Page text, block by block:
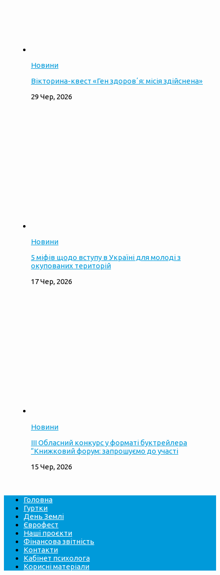
Новини
Вікторина-квест «Ген здоровʼя: місія здійснена»
29 Чер, 2026
Новини
5 міфів щодо вступу в Україні для молоді з
окупованих територій
17 Чер, 2026
Новини
ІІІ Обласний конкурс у форматі буктрейлера
“Книжковий форум: запрошуємо до участі
15 Чер, 2026
Головна
Гуртки
День Землі
Єврофест
Наші проєкти
Фінансова звітність
Контакти
Кабінет психолога
Корисні матеріали